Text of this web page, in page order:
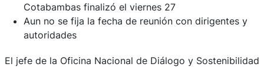
Cotabambas finalizó el viernes 27
Aun no se fija la fecha de reunión con dirigentes y
autoridades
El jefe de la Oficina Nacional de Diálogo y Sostenibilidad